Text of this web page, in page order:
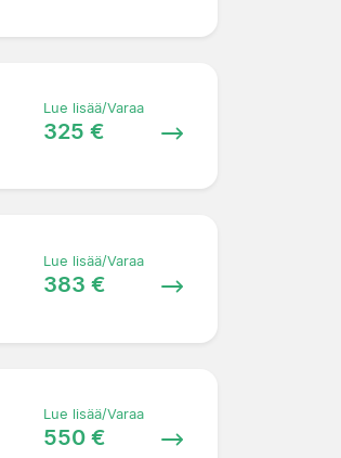
Lue lisää/Varaa
325 €
Lue lisää/Varaa
383 €
Lue lisää/Varaa
550 €